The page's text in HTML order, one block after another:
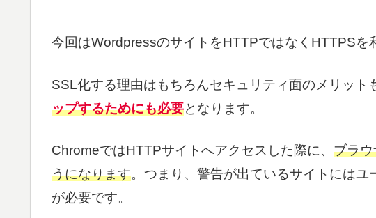
今回はWordpressのサイトをHTTPではなくHTTPSを
SSL化する理由はもちろんセキュリティ面のメリット
ップするためにも必要となります。
ChromeではHTTPサイトへアクセスした際に、 ブラ
うになります。つまり、警告が出ているサイトには
が必要です。